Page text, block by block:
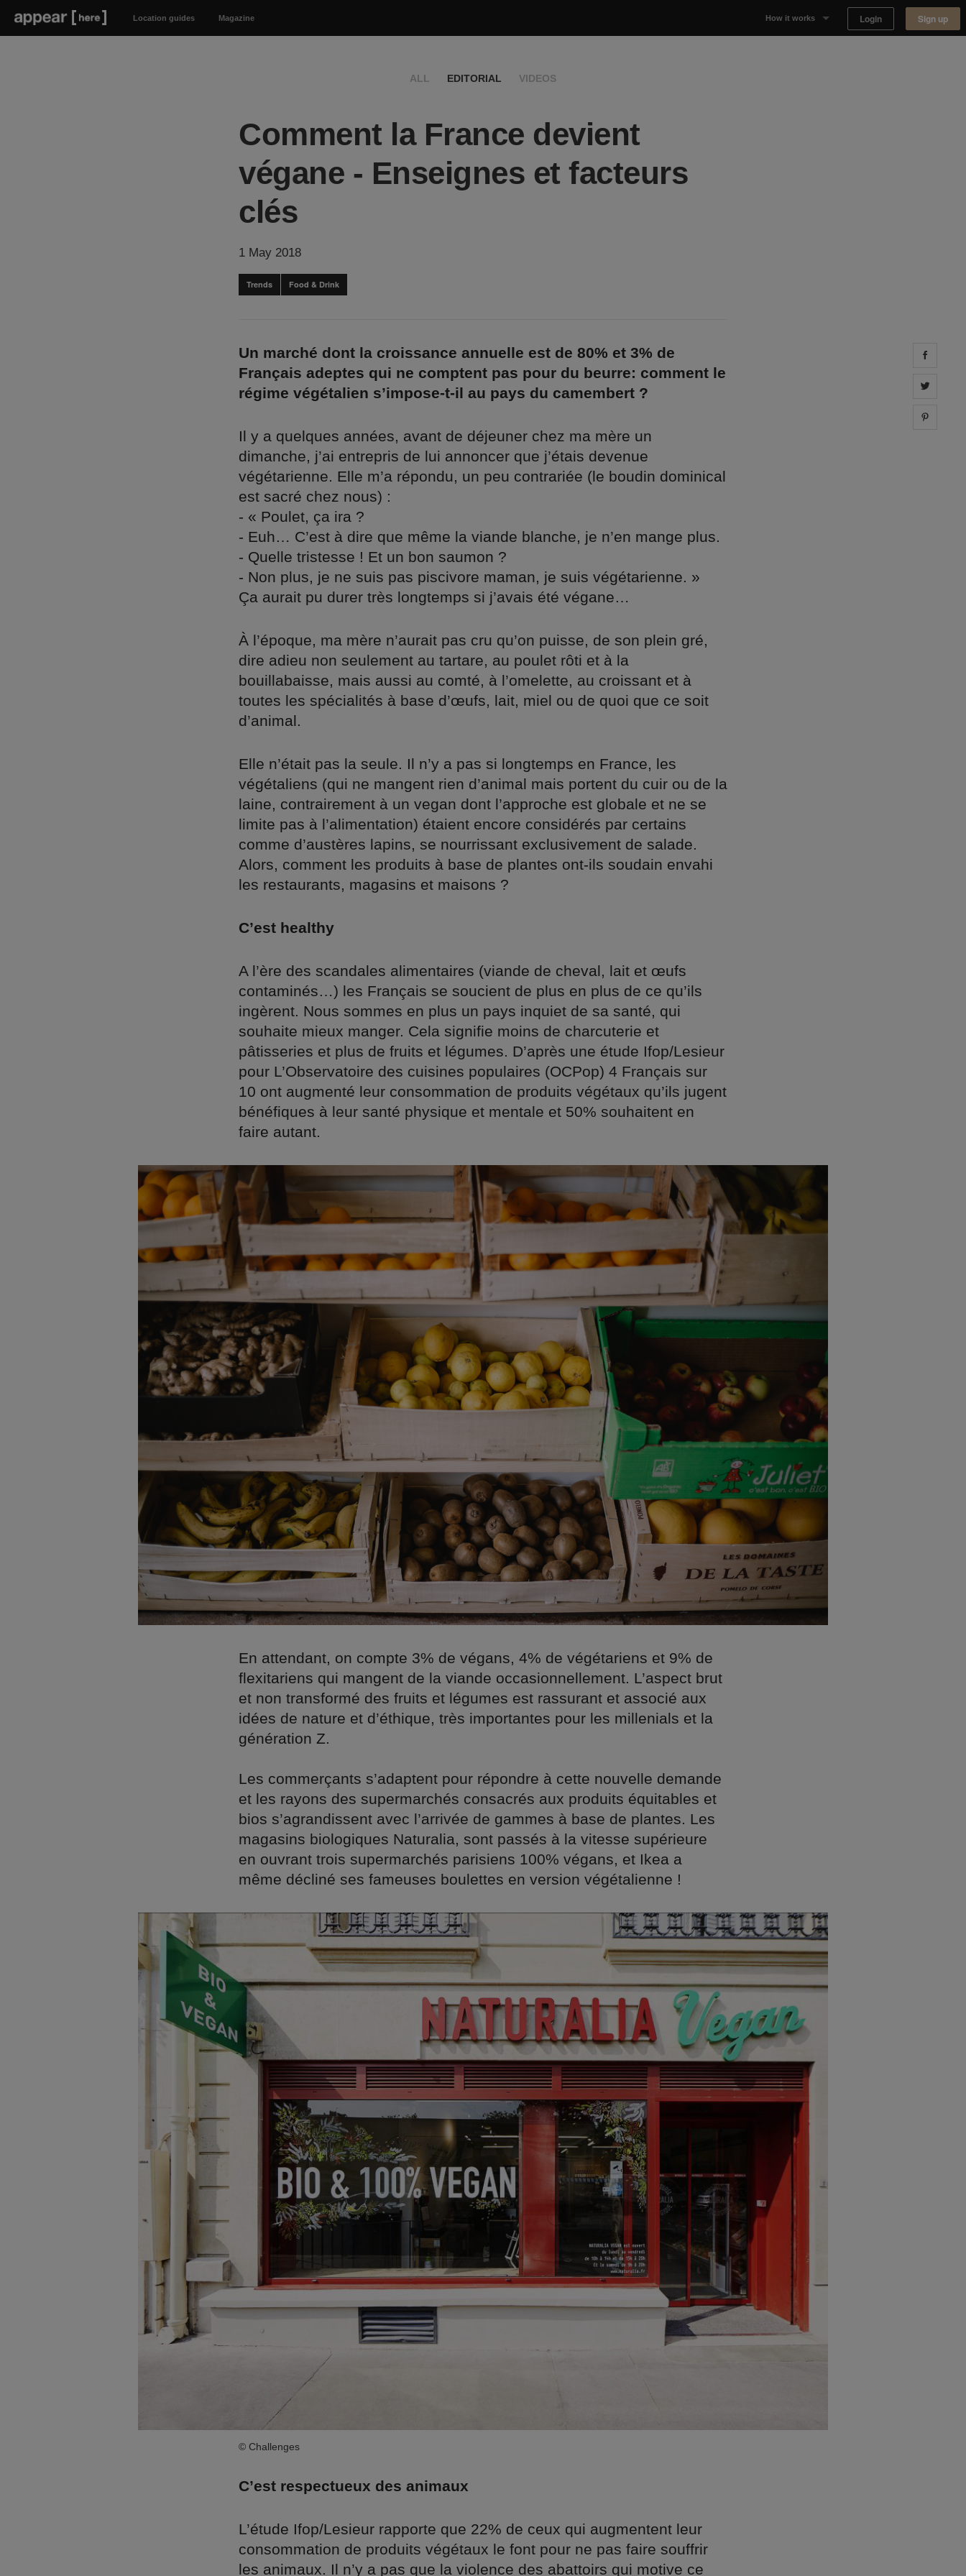
Location guides Magazine How it works Login Sign up
ALL EDITORIAL VIDEOS
Comment la France devient
végane - Enseignes et facteurs
clés
1 May 2018
Trends Food & Drink
Un marché dont la croissance annuelle est de 80% et 3% de
Français adeptes qui ne comptent pas pour du beurre: comment le
régime végétalien s’impose-t-il au pays du camembert ?
Il y a quelques années, avant de déjeuner chez ma mère un
dimanche, j’ai entrepris de lui annoncer que j’étais devenue
végétarienne. Elle m’a répondu, un peu contrariée (le boudin dominical
est sacré chez nous) :
- « Poulet, ça ira ?
- Euh… C’est à dire que même la viande blanche, je n’en mange plus.
- Quelle tristesse ! Et un bon saumon ?
- Non plus, je ne suis pas piscivore maman, je suis végétarienne. »
Ça aurait pu durer très longtemps si j’avais été végane…
À l’époque, ma mère n’aurait pas cru qu’on puisse, de son plein gré,
dire adieu non seulement au tartare, au poulet rôti et à la
bouillabaisse, mais aussi au comté, à l’omelette, au croissant et à
toutes les spécialités à base d’œufs, lait, miel ou de quoi que ce soit
d’animal.
Elle n’était pas la seule. Il n’y a pas si longtemps en France, les
végétaliens (qui ne mangent rien d’animal mais portent du cuir ou de la
laine, contrairement à un vegan dont l’approche est globale et ne se
limite pas à l’alimentation) étaient encore considérés par certains
comme d’austères lapins, se nourrissant exclusivement de salade.
Alors, comment les produits à base de plantes ont-ils soudain envahi
les restaurants, magasins et maisons ?
C’est healthy
A l’ère des scandales alimentaires (viande de cheval, lait et œufs
contaminés…) les Français se soucient de plus en plus de ce qu’ils
ingèrent. Nous sommes en plus un pays inquiet de sa santé, qui
souhaite mieux manger. Cela signifie moins de charcuterie et
pâtisseries et plus de fruits et légumes. D’après une étude Ifop/Lesieur
pour L’Observatoire des cuisines populaires (OCPop) 4 Français sur
10 ont augmenté leur consommation de produits végétaux qu’ils jugent
bénéfiques à leur santé physique et mentale et 50% souhaitent en
faire autant.
En attendant, on compte 3% de végans, 4% de végétariens et 9% de
flexitariens qui mangent de la viande occasionnellement. L’aspect brut
et non transformé des fruits et légumes est rassurant et associé aux
idées de nature et d’éthique, très importantes pour les millenials et la
génération Z.
Les commerçants s’adaptent pour répondre à cette nouvelle demande
et les rayons des supermarchés consacrés aux produits équitables et
bios s’agrandissent avec l’arrivée de gammes à base de plantes. Les
magasins biologiques Naturalia, sont passés à la vitesse supérieure
en ouvrant trois supermarchés parisiens 100% végans, et Ikea a
même décliné ses fameuses boulettes en version végétalienne !
© Challenges
C’est respectueux des animaux
L’étude Ifop/Lesieur rapporte que 22% de ceux qui augmentent leur
consommation de produits végétaux le font pour ne pas faire souffrir
les animaux. Il n’y a pas que la violence des abattoirs qui motive ce